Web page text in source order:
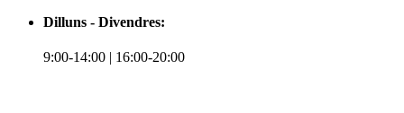
Dilluns - Divendres:
9:00-14:00 | 16:00-20:00